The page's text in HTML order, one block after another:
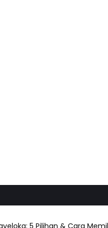
5 Pilihan & Cara